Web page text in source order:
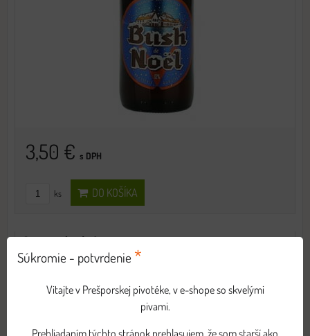
3,50 € s DPH
ks DO KOŠÍKA
Corsendonk Agnus
Ľahké pivo s bohatou penou a vyváženou chuťou.
Súkromie - potvrdenie *
Vitajte v Prešporskej pivotéke, v e-shope so skvelými
pivami.
Prehliadaním týchto stránok prehlasujem, že som starší ako